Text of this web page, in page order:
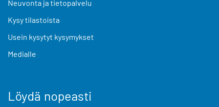
Neuvonta ja tietopalvelu
Kysy tilastoista
Usein kysytyt kysymykset
Medialle
Löydä nopeasti